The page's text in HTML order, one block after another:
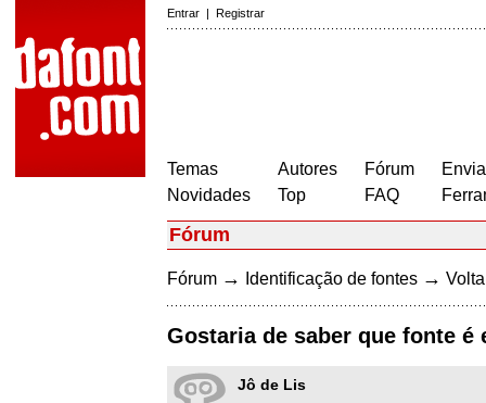
Entrar | Registrar
Temas
Novidades
Autores
Top
Fórum
FAQ
Fórum
Fórum → Identificação de fontes →
Gostaria de saber que fonte é
Jô de Lis